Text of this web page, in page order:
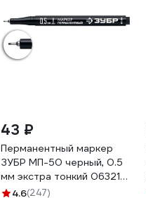
43 ₽
Перманентный маркер
ЗУБР МП-50 черный, 0.5
мм экстра тонкий 06321-
2 4.6(247)